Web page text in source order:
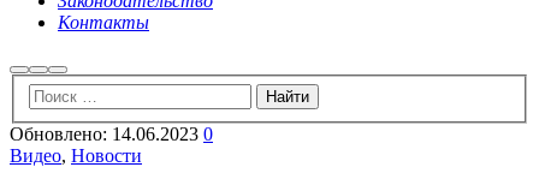
Контакты
НайтиБольше
информации
Главное
меню
Обновлено: 14.06.2023 0
Видео, Новости